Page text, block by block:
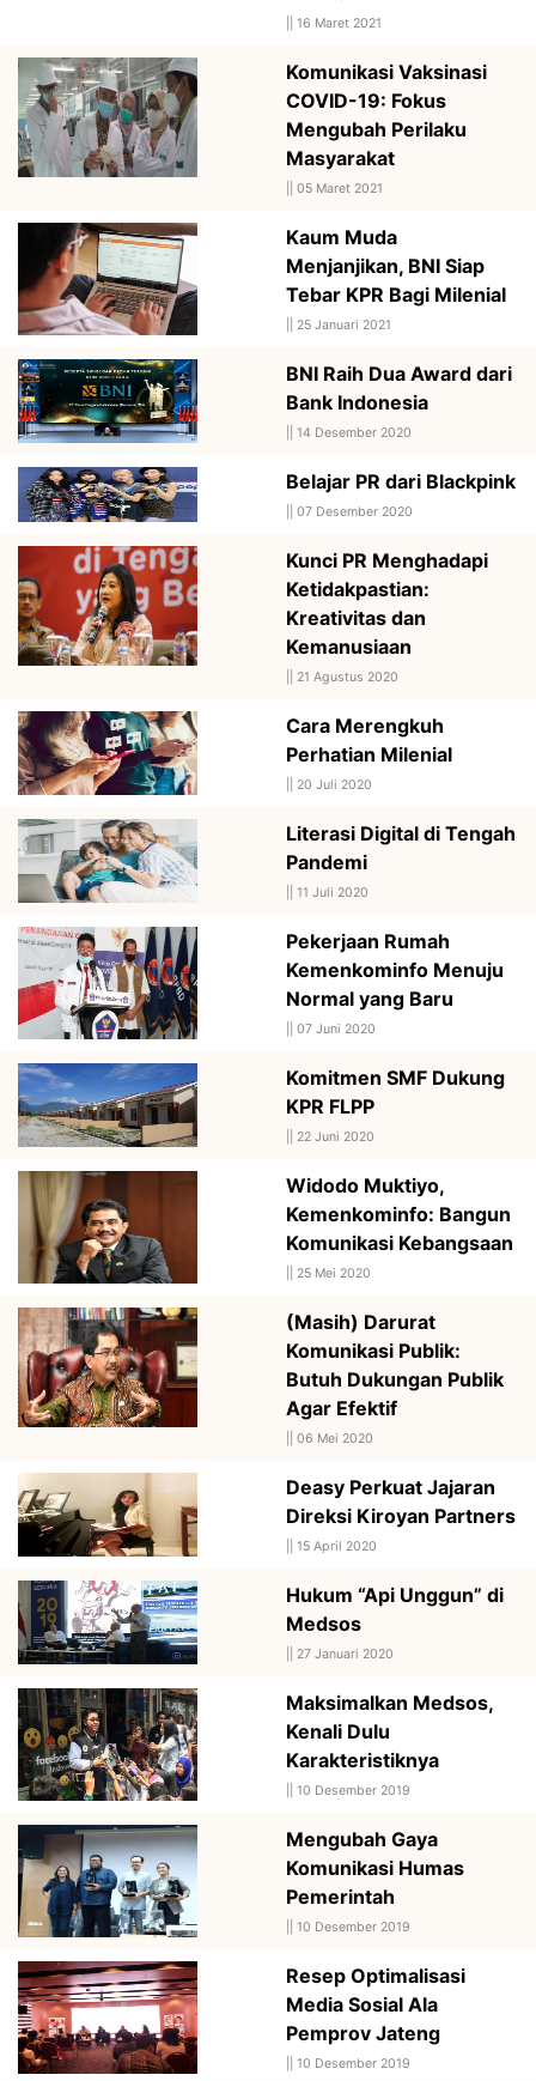
16 Maret 2021
Komunikasi Vaksinasi
COVID-19: Fokus
Mengubah Perilaku
Masyarakat
05 Maret 2021
Kaum Muda
Menjanjikan, BNI Siap
Tebar KPR Bagi Milenial
25 Januari 2021
BNI Raih Dua Award dari
Bank Indonesia
14 Desember 2020
Belajar PR dari Blackpink
07 Desember 2020
Kunci PR Menghadapi
Ketidakpastian:
Kreativitas dan
Kemanusiaan
21 Agustus 2020
Cara Merengkuh
Perhatian Milenial
20 Juli 2020
Literasi Digital di Tengah
Pandemi
11 Juli 2020
Pekerjaan Rumah
Kemenkominfo Menuju
Normal yang Baru
07 Juni 2020
Komitmen SMF Dukung
KPR FLPP
22 Juni 2020
Widodo Muktiyo,
Kemenkominfo: Bangun
Komunikasi Kebangsaan
25 Mei 2020
(Masih) Darurat
Komunikasi Publik:
Butuh Dukungan Publik
Agar Efektif
06 Mei 2020
Deasy Perkuat Jajaran
Direksi Kiroyan Partners
15 April 2020
Hukum “Api Unggun” di
Medsos
27 Januari 2020
Maksimalkan Medsos,
Kenali Dulu
Karakteristiknya
10 Desember 2019
Mengubah Gaya
Komunikasi Humas
Pemerintah
10 Desember 2019
Resep Optimalisasi
Media Sosial Ala
Pemprov Jateng
10 Desember 2019